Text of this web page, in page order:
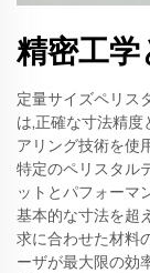
精密工
定量サイズペリス
は,正確な寸法精
アリング技術を使
特定のペリスタル
ットとパフォーマ
基本的な寸法を超
求に合わせた材料
ーザが最大限の効